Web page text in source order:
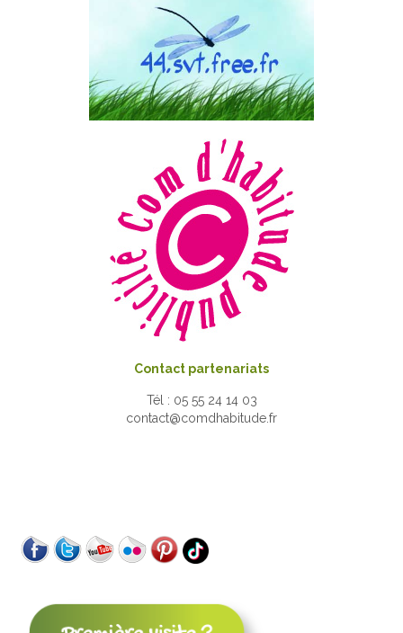
Contact partenariats
Tél : 05 55 24 14 03
contact@comdhabitude.fr